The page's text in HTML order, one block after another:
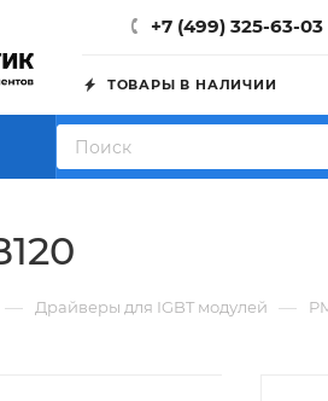
+7 (499) 325-63-03
ТОВАРЫ В НАЛИЧИИ
— Драйверы для IGBT модулей —